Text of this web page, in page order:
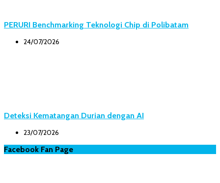
PERURI Benchmarking Teknologi Chip di Polibatam
24/07/2026
Deteksi Kematangan Durian dengan AI
23/07/2026
Facebook Fan Page